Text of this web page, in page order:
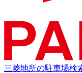
三菱地所の駐車場検